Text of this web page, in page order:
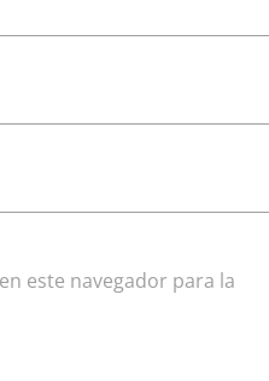
este navegador para la